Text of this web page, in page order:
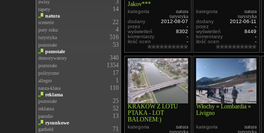
zwisy 3
tapety 14
natura
scenerie
22
pory roku 4
turystyka 516
pozostałe 53
pozostałe
demotywatory
340
pozostałe 1354
polityczne 17
allegro 1
nasza-klasa 110
reklama
pozostałe
25
reklama 52
parodie 13
rysunkowe
garfield
71
Jakov***
kategoria
natura
turystyka
dodany
2012-08-07
przez
-
wyświetleń
8302
komentarzy
-
ilość ocen
-
kategoria
natura
turystyka
dodany
2012-06-11
przez
-
wyświetleń
8449
komentarzy
-
ilość ocen
-
KRAKÓW Z LOTU
PTAKA - LOT
BALONEM:)
kategoria
natura
turystyka
Włochy » Lombardia »
Livigno
kategoria
natura
turystyka